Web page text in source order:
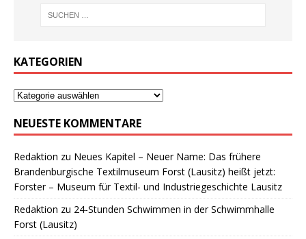
KATEGORIEN
NEUESTE KOMMENTARE
Redaktion zu Neues Kapitel – Neuer Name: Das frühere
Brandenburgische Textilmuseum Forst (Lausitz) heißt jetzt:
Forster – Museum für Textil- und Industriegeschichte Lausitz
Redaktion zu 24-Stunden Schwimmen in der Schwimmhalle
Forst (Lausitz)